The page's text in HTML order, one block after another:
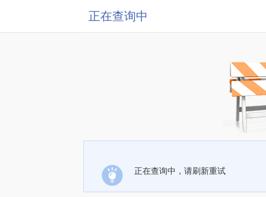
正在查询中
正在查询中，请刷新重试